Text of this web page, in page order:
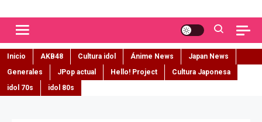
Inicio AKB48 Cultura idol Ánime News
Japan News
Generales
JPop actual Hello! Project
Cultura Japonesa
idol 70s
idol 80s